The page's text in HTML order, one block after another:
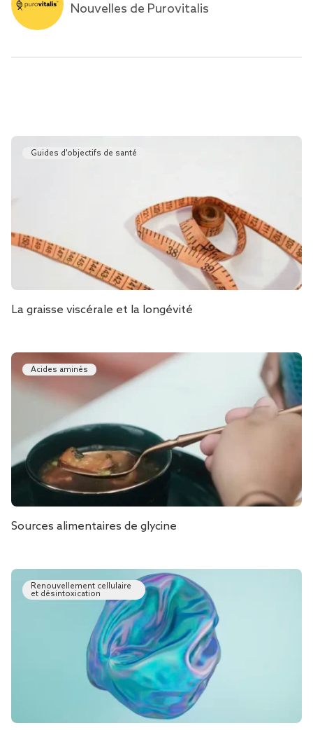
Nouvelles de Purovitalis
Guides d'objectifs de santé
La graisse viscérale et la longévité
Acides aminés
Sources alimentaires de glycine
Renouvellement cellulaire
et désintoxication